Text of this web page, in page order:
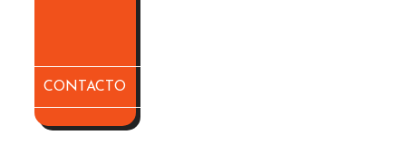
CONTACTO